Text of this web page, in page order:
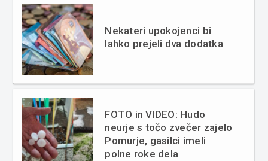
Nekateri upokojenci bi
lahko prejeli dva dodatka
FOTO in VIDEO: Hudo
neurje s točo zvečer zajelo
Pomurje, gasilci imeli
polne roke dela